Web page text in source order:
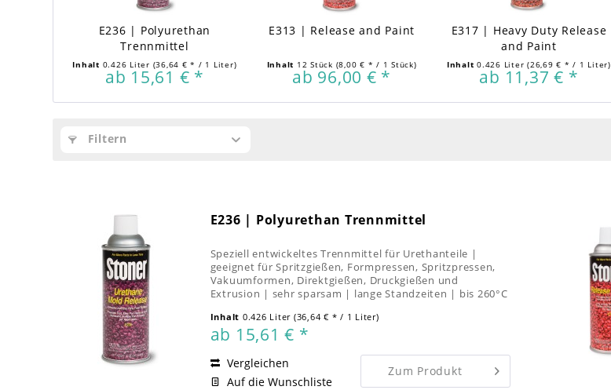
E236 | Polyurethan
Trennmittel
Inhalt 0.426 Liter (36,64 € * / 1 Liter)
ab 15,61 € *
E313 | Release and Paint
Inhalt 12 Stück (8,00 € * / 1 Stück)
ab 96,00 € *
E317 | Heavy Duty Release
and Paint
Inhalt0.426 Liter(26,69 € * / 1 Liter)
ab 11,37 € *
Filtern
E236 | Polyurethan Trennmittel
Speziell entwickeltes Trennmittel für Urethanteile |
geeignet für Spritzgießen, Formpressen, Spritzpressen,
Vakuumformen, Direktgießen, Druckgießen und
Extrusion | sehr sparsam | lange Standzeiten | bis 260°C
Inhalt 0.426 Liter (36,64 € * / 1 Liter)
ab 15,61 € *
Zum Produkt
Vergleichen
Auf die Wunschliste